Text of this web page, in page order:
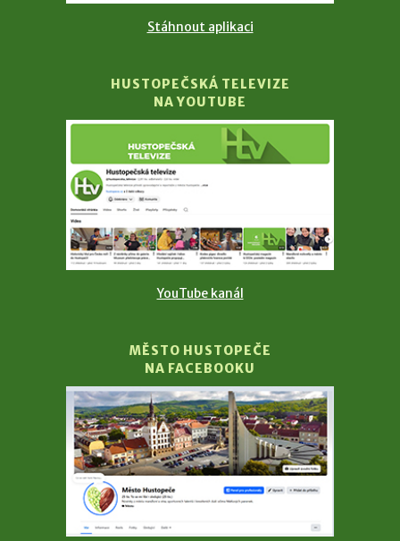
Stáhnout aplikaci
HUSTOPEČSKÁ TELEVIZE
NA YOUTUBE
YouTube kanál
MĚSTO HUSTOPEČE
NA FACEBOOKU